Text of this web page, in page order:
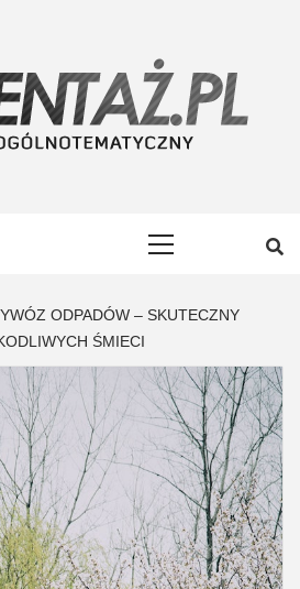
ODPADÓW – SKUTECZNY
ŚMIECI